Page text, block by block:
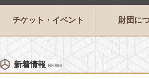
チケット・イベント 財団に
新着情報 NEWS